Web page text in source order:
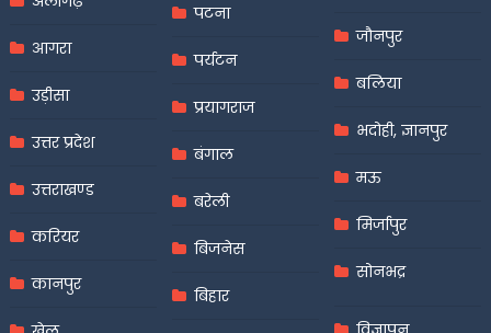
आगरा
उड़ीसा
उत्तर प्रदेश
उत्तराखण्ड
करियर
कानपुर
पटना
पर्यटन
प्रयागराज
बंगाल
बरेली
बिजनेस
बिहार
जौनपुर
बलिया
भदोही, ज्ञानपुर
मऊ
मिर्जापुर
सोनभद्र